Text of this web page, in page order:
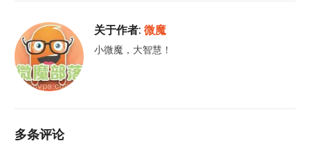
关于作者:微魔
小微魔，大智慧！
多条评论